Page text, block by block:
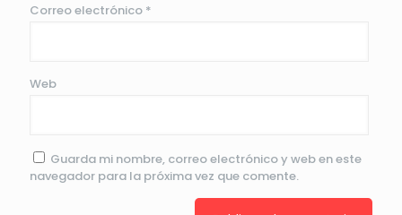
Correo electrónico *
Web
Guarda mi nombre, correo electrónico y web en este
navegador para la próxima vez que comente.